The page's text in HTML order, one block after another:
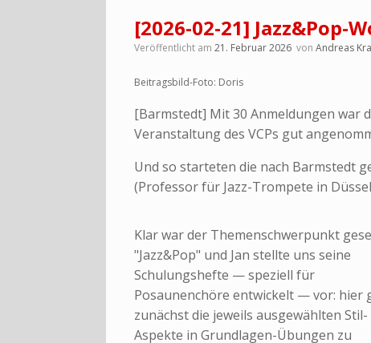
[2026-02-21] Jazz&Pop-
Veröffentlicht am 21. Februar 2026 von Andreas
Beitragsbild-Foto: Doris
[Barmstedt] Mit 30 Anmeldungen war
Veranstaltung des VCPs gut
Und so starteten die nach Barmstedt
(Professor für Jazz-Trompete in
Klar war der Themenschwerpunkt
"Jazz&Pop" und Jan stellte uns seine
Schulungshefte — speziell für
Posaunenchöre entwickelt — vor: hier
zunächst die jeweils ausgewählten Stil-
Aspekte in Grundlagen-Übungen zu